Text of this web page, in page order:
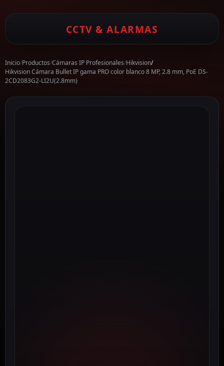
CCTV & ALARMAS
Inicio/Productos/Cámaras IP Profesionales/Hikvision/
Hikvision Cámara Bullet IP gama PRO color blanco 8 MP, 2.8 mm, PoE DS-
2CD2083G2-LI2U(2.8mm)